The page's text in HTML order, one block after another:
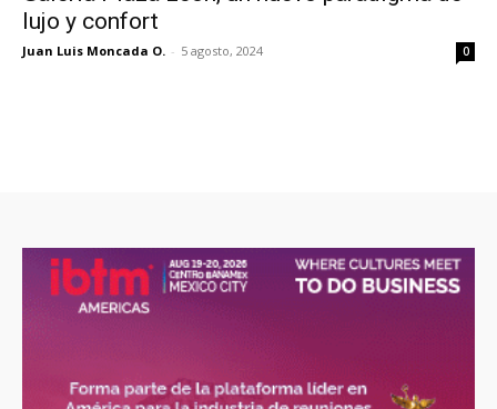
lujo y confort
Juan Luis Moncada O. - 5 agosto, 2024 0